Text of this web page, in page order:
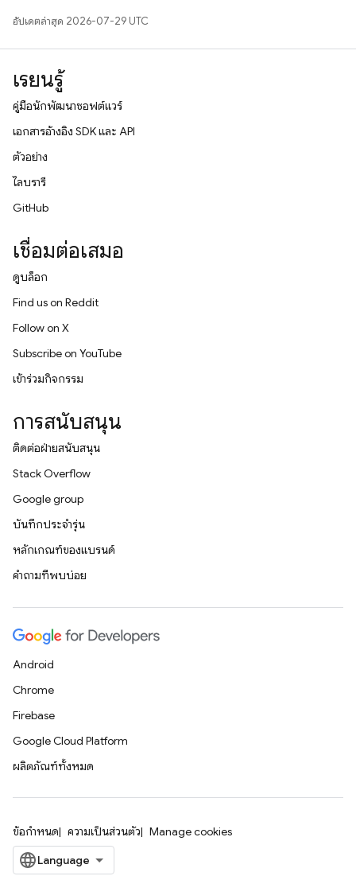
อัปเดตล่าสุด 2026-07-29 UTC
เรียนรู้
คู่มือนักพัฒนาซอฟต์แวร์
เอกสารอ้างอิง SDK และ API
ตัวอย่าง
ไลบรารี
GitHub
เชื่อมต่อเสมอ
ดูบล็อก
Find us on Reddit
Follow on X
Subscribe on YouTube
เข้าร่วมกิจกรรม
การสนับสนุน
ติดต่อฝ่ายสนับสนุน
Stack Overflow
Google group
บันทึกประจำรุ่น
หลักเกณฑ์ของแบรนด์
คำถามที่พบบ่อย
Android
Chrome
Firebase
Google Cloud Platform
ผลิตภัณฑ์ทั้งหมด
ข้อกำหนด ความเป็นส่วนตัว Manage cookies